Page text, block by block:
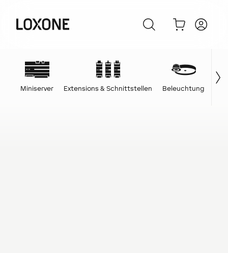
Miniserver Extensions & Schnittstellen Beleuchtung